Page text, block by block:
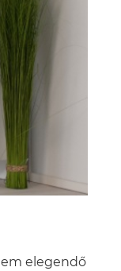
elegendő